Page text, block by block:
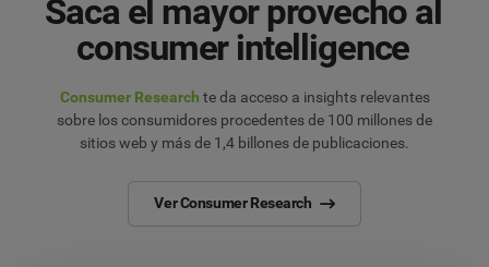
Saca el mayor provecho al
consumer intelligence
Consumer Research te da acceso a insights relevantes
sobre los consumidores procedentes de 100 millones de
sitios web y más de 1,4 billones de publicaciones.
Ver Consumer Research